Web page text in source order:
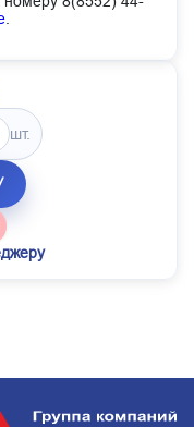
шт.